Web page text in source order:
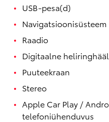
USB-pesa(d)
Navigatsioonisüsteem
Raadio
Digitaalne
Puuteekraan
Stereo
Apple Car Play /
telefoniühenduvus